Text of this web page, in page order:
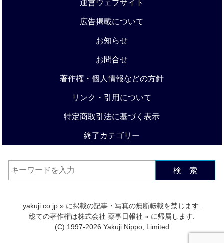
運営ウェブサイト
広告掲載について
お知らせ
お問合せ
著作権・個人情報などの方針
リンク・引用について
特定商取引法に基づく表示
終了カテゴリー
検 索
yakuji.co.jp » に掲載の記事・写真の無断転載を禁じます.
総ての著作権は株式会社 薬事日報社 » に帰属します.
(C) 1997-2026 Yakuji Nippo, Limited